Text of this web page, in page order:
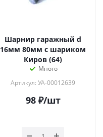
Шарнир гаражный d
16мм 80мм с шариком
Киров (64)
Много
Артикул: УА-00012639
98₽/шт